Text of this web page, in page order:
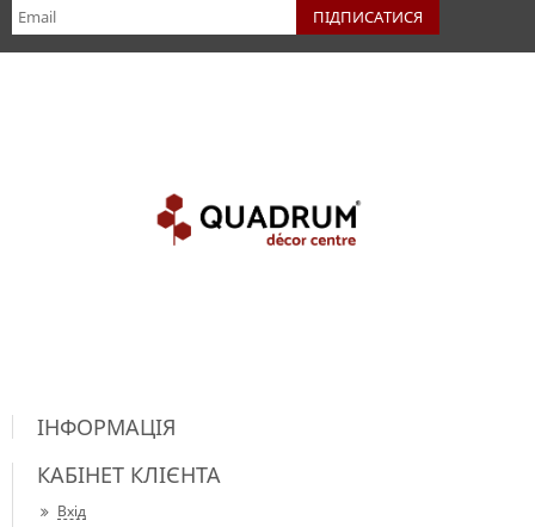
ІНФОРМАЦІЯ
КАБІНЕТ КЛІЄНТА
Вхід